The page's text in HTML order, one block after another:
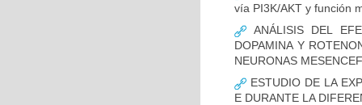
vía PI3K/AKT y función
ANÁLISIS DEL
DOPAMINA Y
NEURONAS
ESTUDIO DE LA
E DURANTE LA